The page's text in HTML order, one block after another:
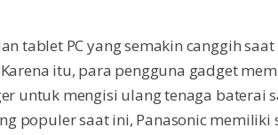
tablet PC yang semakin canggih
itu, para pengguna gadget
untuk mengisi ulang tenaga baterai
populer saat ini, Panasonic